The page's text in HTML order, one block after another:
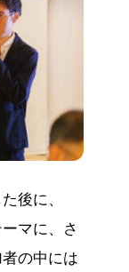
後に、
マに、さ
の中には